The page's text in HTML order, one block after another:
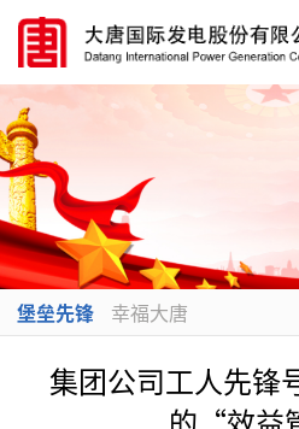
堡垒先锋 幸福大唐
集团公司工人先锋